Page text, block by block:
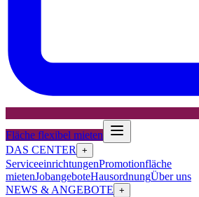
Fläche flexibel mieten
DAS CENTER
+
ServiceeinrichtungenPromotionfläche
mietenJobangeboteHausordnungÜber uns
NEWS & ANGEBOTE +